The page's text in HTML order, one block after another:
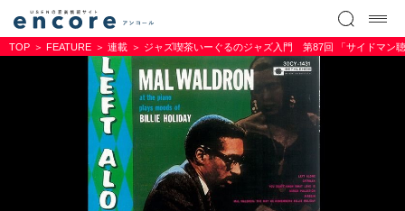
TOP FEATURE 連載 ジャズ喫茶いーぐるのジャズ入門 第87回 「サイドマン